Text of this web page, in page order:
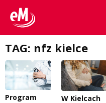
TAG: nfz kielce
Program
W Kielcach